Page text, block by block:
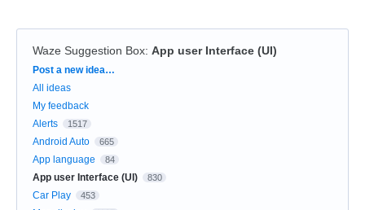
Waze Suggestion Box: App user Interface (UI)
Categories
Post a new idea…
All ideas
My feedback
Alerts
1517
Android Auto 665
App language 84
App user Interface (UI) 830
Car Play 453